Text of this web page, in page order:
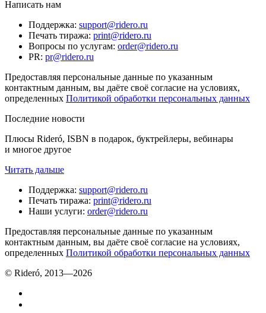
Написать нам
Поддержка: support@ridero.ru
Печать тиража: print@ridero.ru
Вопросы по услугам: order@ridero.ru
PR: pr@ridero.ru
Предоставляя персональные данные по указанным
контактным данным, вы даёте своё согласие на условиях,
определенных Политикой обработки персональных данных
Последние новости
Плюсы Rideró, ISBN в подарок, буктрейлеры, вебинары
и многое другое
Читать дальше
Поддержка: support@ridero.ru
Печать тиража: print@ridero.ru
Наши услуги: order@ridero.ru
Предоставляя персональные данные по указанным
контактным данным, вы даёте своё согласие на условиях,
определенных Политикой обработки персональных данных
© Rideró, 2013—2026